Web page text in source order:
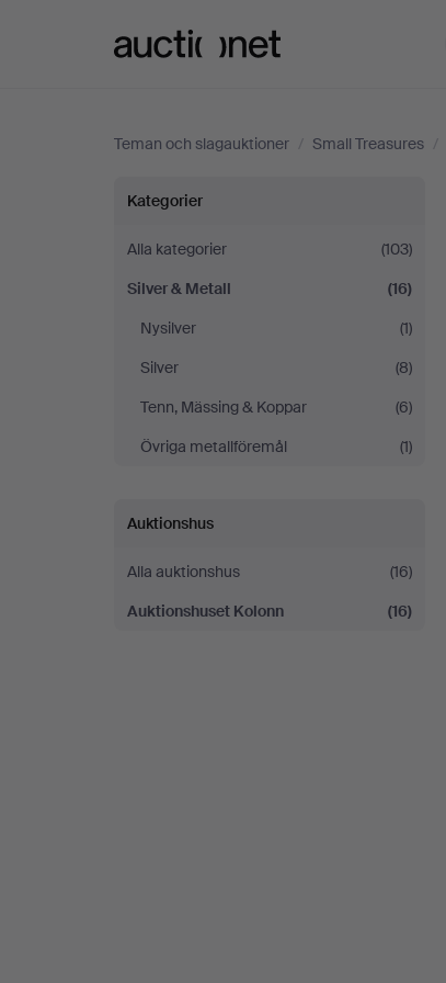
Teman och slagauktioner / Small Treasures /
Small
Treasures
Kategorier
Alla kategorier
(103)
Silver & Metall
(16)
Nysilver
(1)
Silver
(8)
Tenn, Mässing & Koppar
(6)
Övriga metallföremål
(1)
Auktionshus
Alla auktionshus
(16)
Auktionshuset Kolonn
(16)